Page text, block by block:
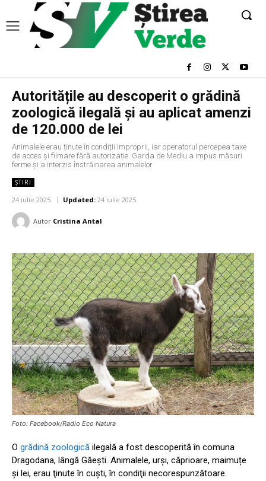
Autoritățile au descoperit o grădină
zoologică ilegală și au aplicat amenzi
de 120.000 de lei
Animalele erau ținute în condiții improprii, iar operatorul percepea taxe
de acces și filmare fără autorizație. Garda de Mediu a impus măsuri
ferme și a interzis înstrăinarea animalelor
ȘTIRI
24 iulie 2025 Updated: 24 iulie 2025
Autor Cristina Antal
Foto: Facebook/Radio Eco Natura
O grădină zoologică ilegală a fost descoperită în comuna
Dragodana, lângă Găești. Animalele, urşi, căprioare, maimuțe
şi lei, erau ţinute în cuşti, în condiţii necorespunzătoare.